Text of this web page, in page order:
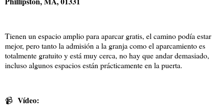
Tienen un espacio amplio para aparcar gratis, el camino podía estar
mejor, pero tanto la admisión a la granja como el aparcamiento es
totalmente gratuito y está muy cerca, no hay que andar demasiado,
incluso algunos espacios están prácticamente en la puerta.
📹 Vídeo: